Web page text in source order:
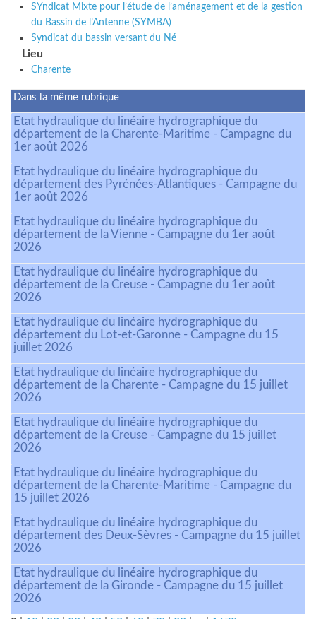
SYndicat Mixte pour l’étude de l’aménagement et de la gestion
du Bassin de l’Antenne (SYMBA)
Syndicat du bassin versant du Né
Lieu
Charente
Dans la même rubrique
Etat hydraulique du linéaire hydrographique du
département de la Charente-Maritime - Campagne du
1er août 2026
Etat hydraulique du linéaire hydrographique du
département des Pyrénées-Atlantiques - Campagne du
1er août 2026
Etat hydraulique du linéaire hydrographique du
département de la Vienne - Campagne du 1er août
2026
Etat hydraulique du linéaire hydrographique du
département de la Creuse - Campagne du 1er août
2026
Etat hydraulique du linéaire hydrographique du
département du Lot-et-Garonne - Campagne du 15
juillet 2026
Etat hydraulique du linéaire hydrographique du
département de la Charente - Campagne du 15 juillet
2026
Etat hydraulique du linéaire hydrographique du
département de la Creuse - Campagne du 15 juillet
2026
Etat hydraulique du linéaire hydrographique du
département de la Charente-Maritime - Campagne du
15 juillet 2026
Etat hydraulique du linéaire hydrographique du
département des Deux-Sèvres - Campagne du 15 juillet
2026
Etat hydraulique du linéaire hydrographique du
département de la Gironde - Campagne du 15 juillet
2026